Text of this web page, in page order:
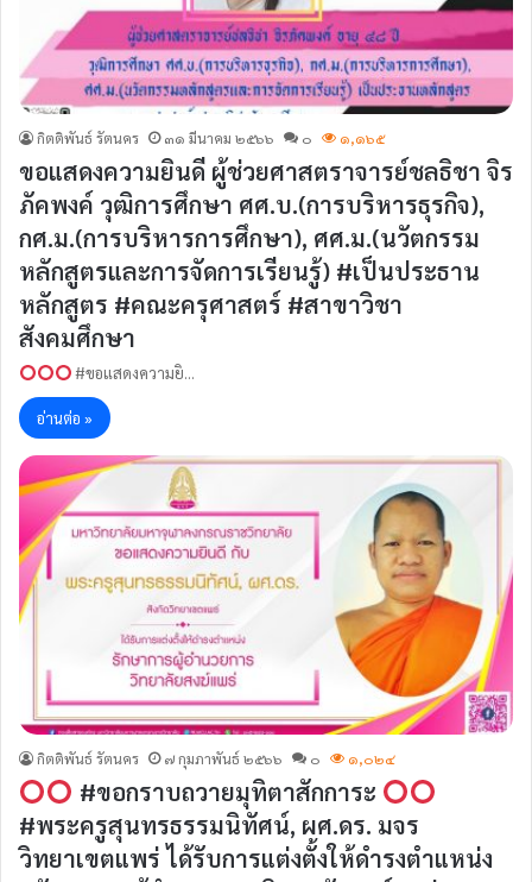
กิตติพันธ์ รัตนคร ๓๑ มีนาคม ๒๕๖๖ ๐ ๑,๑๖๕
ขอแสดงความยินดี ผู้ช่วยศาสตราจารย์ชลธิชา จิร
ภัคพงค์ วุฒิการศึกษา ศศ.บ.(การบริหารธุรกิจ),
กศ.ม.(การบริหารการศึกษา), ศศ.ม.(นวัตกรรม
หลักสูตรและการจัดการเรียนรู้) #เป็นประธาน
หลักสูตร #คณะครุศาสตร์ #สาขาวิชา
สังคมศึกษา
#ขอแสดงความยิ…
อ่านต่อ »
กิตติพันธ์ รัตนคร ๗ กุมภาพันธ์ ๒๕๖๖ ๐ ๑,๐๒๔
#ขอกราบถวายมุทิตาสักการะ
#พระครูสุนทรธรรมนิทัศน์, ผศ.ดร. มจร
วิทยาเขตแพร่ ได้รับการแต่งตั้งให้ดำรงตำแหน่ง